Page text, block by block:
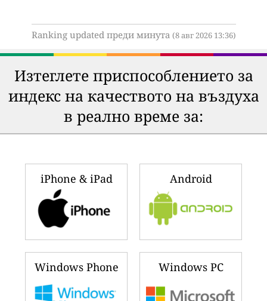
Ranking updated преди минута (8 авг 2026 13:36)
Изтеглете приспособлението за
индекс на качеството на въздуха
в реално време за:
iPhone & iPad Android
Windows Phone Windows PC